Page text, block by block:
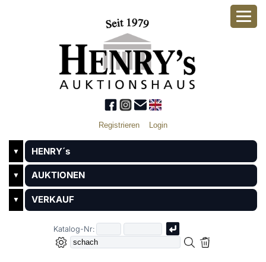
Registrieren Login
▼ HENRY´s
▼ AUKTIONEN
▼ VERKAUF
Katalog-Nr: